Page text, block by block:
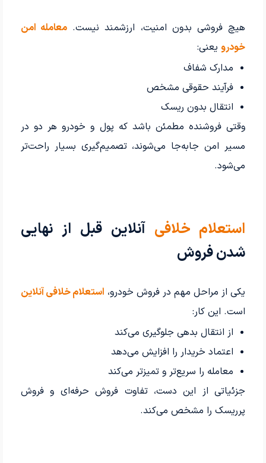
هیچ فروشی بدون امنیت، ارزشمند نیست. معامله امن
خودرویعنی:
مدارک شفاف
فرآیند حقوقی مشخص
انتقال بدون ریسک
وقتی فروشنده مطمئن باشد که پول و خودرو هر دو در
مسیر امن جابه‌جا می‌شوند، تصمیم‌گیری بسیار راحت‌تر
می‌شود.
استعلام خلافی آنلاین قبل از نهایی
شدن فروش
یکی از مراحل مهم در فروش خودرو، استعلام خلافی آنلاین
است. این کار:
از انتقال بدهی جلوگیری می‌کند
اعتماد خریدار را افزایش می‌دهد
معامله را سریع‌تر و تمیزتر می‌کند
جزئیاتی از این دست، تفاوت فروش حرفه‌ای و فروش
پرریسک را مشخص می‌کند.